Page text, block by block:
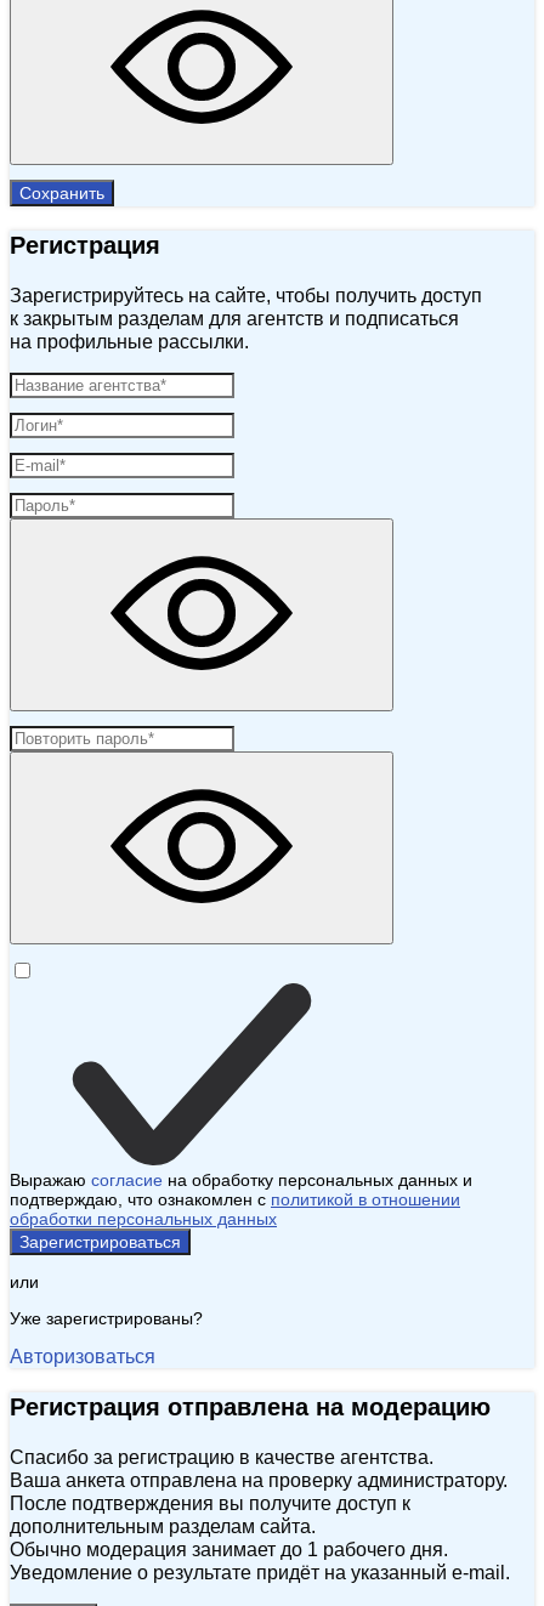
Сохранить
Регистрация
Зарегистрируйтесь на сайте, чтобы получить доступ
к закрытым разделам для агентств и подписаться
на профильные рассылки.
Выражаю согласие на обработку персональных данных и
подтверждаю, что ознакомлен с политикой в отношении
обработки персональных данных
Зарегистрироваться
или
Уже зарегистрированы?
Авторизоваться
Регистрация отправлена на модерацию
Спасибо за регистрацию в качестве агентства.
Ваша анкета отправлена на проверку администратору.
После подтверждения вы получите доступ к
дополнительным разделам сайта.
Обычно модерация занимает до 1 рабочего дня.
Уведомление о результате придёт на указанный e‑mail.